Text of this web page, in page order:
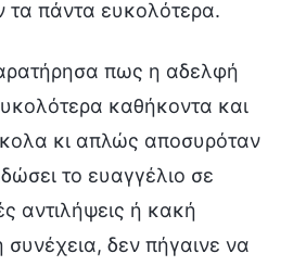
τα πάντα ευκολότερα.
πως η αδελφή
καθήκοντα και
κι απλώς αποσυρόταν
το ευαγγέλιο σε
αντιλήψεις ή κακή
συνέχεια, δεν πήγαινε να